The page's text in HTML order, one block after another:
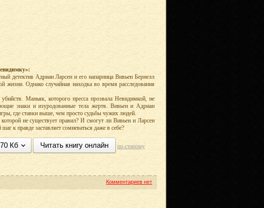
детектив Адриан Ларсен и его напарница Вивьен Бернелл
жизни. Однако случайная находка во время расследования
Маньяк, которого пресса прозвала Невидимкой, не
знаки и изуродованные тела жертв. Вивьен и Адриан
где ставки выше, чем просто судьбы чужих людей.
не существует правил? И смогут ли Вивьен и Ларсен
к правде заставляет сомневаться даже в себе?
Кб Читать книгу онлайн по-старому
Комментариев нет